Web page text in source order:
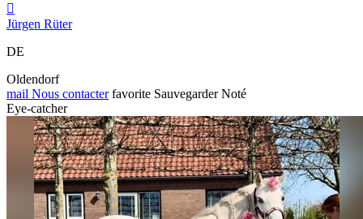

Jürgen Rüter
DE
Oldendorf
mail Nous contacter favorite Sauvegarder Noté
Eye-catcher